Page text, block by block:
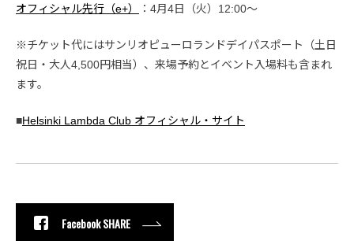
オフィシャル先行（e+）
：4月4日（火）12:00〜
※チケット代にはサンリオピューロランドデイパスポート（土日
祝日・大人4,500円相当）、来場予約とイベント入場料も含まれ
ます。
■Helsinki Lambda Club オフィシャル・サイト
Facebook SHARE